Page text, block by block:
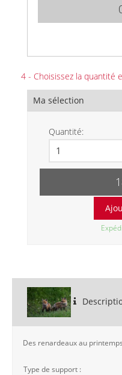
4 - Choisissez la quantité
Ma sélection
Quantité:
Des renardeaux au
Type de support :